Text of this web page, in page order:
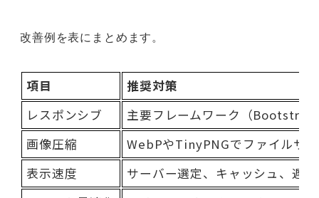
改善例を表にまとめます。
項目
推奨対策
レスポンシブ
主要フレームワーク（Bootstrap
画像圧縮
WebPやTinyPNGでファイルサ
表示速度
サーバー選定、キャッシュ、遅